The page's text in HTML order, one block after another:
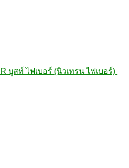
บูสท์ ไฟเบอร์ (นิวเทรน ไฟเบอร์)